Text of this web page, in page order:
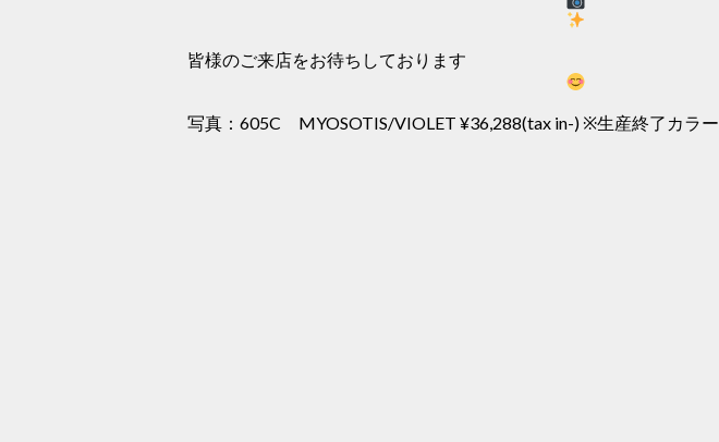
皆様のご来店をお待ちしております
写真：605C MYOSOTIS/VIOLET ¥36,288(tax in-) ※生産終了カラー